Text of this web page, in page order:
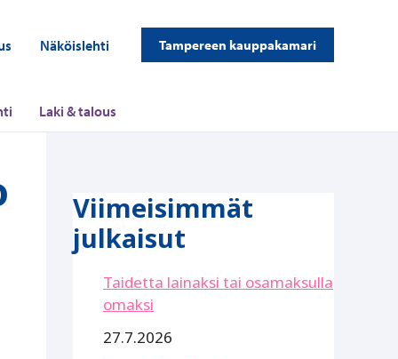
Näköislehti Tampereen kauppakamari
Laki & talous
Viimeisimmät
julkaisut
Taidetta lainaksi tai osamaksulla
omaksi
27.7.2026